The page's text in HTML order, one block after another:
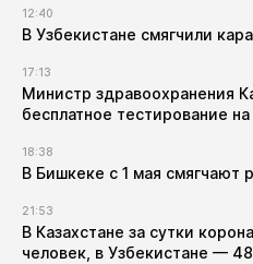
12:40
В Узбекистане смягчили
17:13
Министр здравоохранения
бесплатное тестирование
18:38
В Бишкеке с 1 мая смягчают
21:53
В Казахстане за сутки
человек, в Узбекистане —